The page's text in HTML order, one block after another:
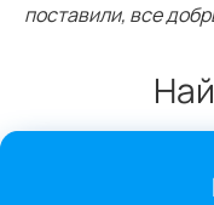
поставили, все